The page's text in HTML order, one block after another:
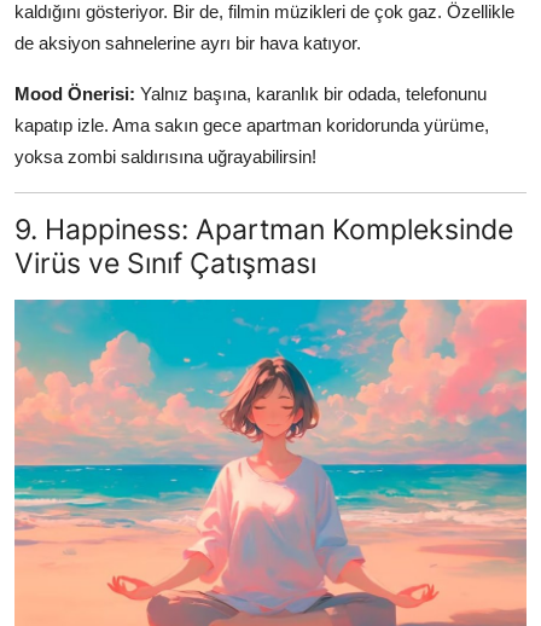
kaldığını gösteriyor. Bir de, filmin müzikleri de çok gaz. Özellikle
de aksiyon sahnelerine ayrı bir hava katıyor.
Mood Önerisi: Yalnız başına, karanlık bir odada, telefonunu
kapatıp izle. Ama sakın gece apartman koridorunda yürüme,
yoksa zombi saldırısına uğrayabilirsin!
9. Happiness: Apartman Kompleksinde
Virüs ve Sınıf Çatışması